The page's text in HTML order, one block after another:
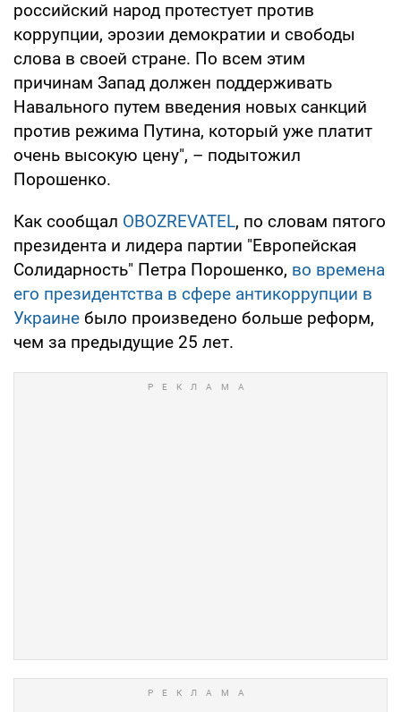
российский народ протестует против
коррупции, эрозии демократии и свободы
слова в своей стране. По всем этим
причинам Запад должен поддерживать
Навального путем введения новых санкций
против режима Путина, который уже платит
очень высокую цену", – подытожил
Порошенко.
Как сообщал OBOZREVATEL, по словам пятого
президента и лидера партии "Европейская
Солидарность" Петра Порошенко, во времена
его президентства в сфере антикоррупции в
Украине было произведено больше реформ,
чем за предыдущие 25 лет.